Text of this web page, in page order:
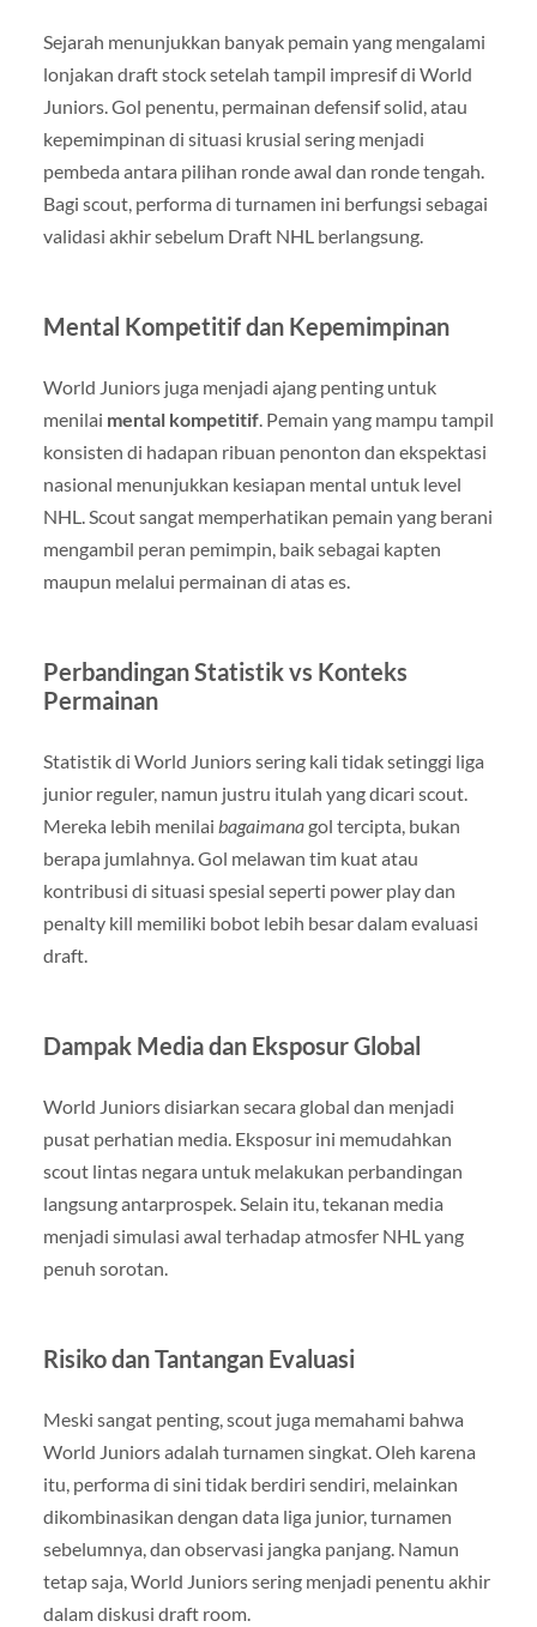
Sejarah menunjukkan banyak pemain yang mengalami
lonjakan draft stock setelah tampil impresif di World
Juniors. Gol penentu, permainan defensif solid, atau
kepemimpinan di situasi krusial sering menjadi
pembeda antara pilihan ronde awal dan ronde tengah.
Bagi scout, performa di turnamen ini berfungsi sebagai
validasi akhir sebelum Draft NHL berlangsung.
Mental Kompetitif dan Kepemimpinan
World Juniors juga menjadi ajang penting untuk
menilai mental kompetitif. Pemain yang mampu tampil
konsisten di hadapan ribuan penonton dan ekspektasi
nasional menunjukkan kesiapan mental untuk level
NHL. Scout sangat memperhatikan pemain yang berani
mengambil peran pemimpin, baik sebagai kapten
maupun melalui permainan di atas es.
Perbandingan Statistik vs Konteks
Permainan
Statistik di World Juniors sering kali tidak setinggi liga
junior reguler, namun justru itulah yang dicari scout.
Mereka lebih menilai bagaimanagol tercipta, bukan
berapa jumlahnya. Gol melawan tim kuat atau
kontribusi di situasi spesial seperti power play dan
penalty kill memiliki bobot lebih besar dalam evaluasi
draft.
Dampak Media dan Eksposur Global
World Juniors disiarkan secara global dan menjadi
pusat perhatian media. Eksposur ini memudahkan
scout lintas negara untuk melakukan perbandingan
langsung antarprospek. Selain itu, tekanan media
menjadi simulasi awal terhadap atmosfer NHL yang
penuh sorotan.
Risiko dan Tantangan Evaluasi
Meski sangat penting, scout juga memahami bahwa
World Juniors adalah turnamen singkat. Oleh karena
itu, performa di sini tidak berdiri sendiri, melainkan
dikombinasikan dengan data liga junior, turnamen
sebelumnya, dan observasi jangka panjang. Namun
tetap saja, World Juniors sering menjadi penentu akhir
dalam diskusi draft room.